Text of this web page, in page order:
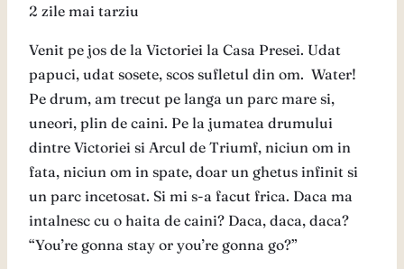
2 zile mai tarziu
Venit pe jos de la Victoriei la Casa Presei. Udat
papuci, udat sosete, scos sufletul din om. Water!
Pe drum, am trecut pe langa un parc mare si,
uneori, plin de caini. Pe la jumatea drumului
dintre Victoriei si Arcul de Triumf, niciun om in
fata, niciun om in spate, doar un ghetus infinit si
un parc incetosat. Si mi s-a facut frica. Daca ma
intalnesc cu o haita de caini? Daca, daca, daca?
“You’re gonna stay or you’re gonna go?”